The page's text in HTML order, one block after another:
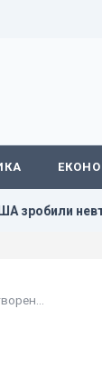
прогноз